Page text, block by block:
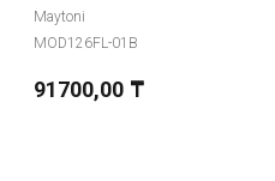
Maytoni
MOD126FL-01B
91700,00 ₸